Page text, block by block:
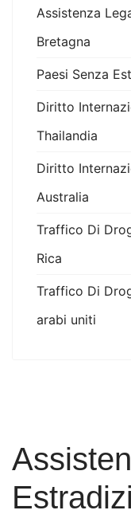
Assistenza
Bretagna
Paesi Senza
Diritto
Thailandia
Diritto
Australia
Traffico Di
Rica
Traffico Di
arabi uniti